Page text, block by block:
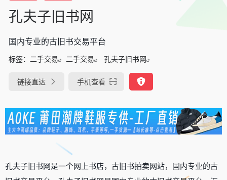
孔夫子旧书网
国内专业的古旧书交易平台
标签： 二手交易 二手交易 孔夫子旧书网
链接直达 手机查看
孔夫子旧书网是一个网上书店，古旧书拍卖网站，国内专业的古